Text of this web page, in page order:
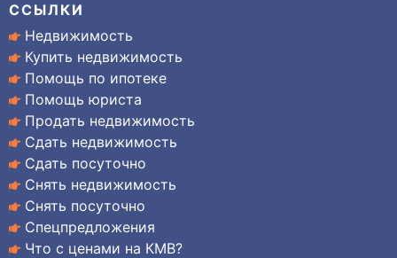
ССЫЛКИ
Недвижимость
Купить недвижимость
Помощь по ипотеке
Помощь юриста
Продать недвижимость
Сдать недвижимость
Сдать посуточно
Снять недвижимость
Снять посуточно
Спецпредложения
Что с ценами на КМВ?